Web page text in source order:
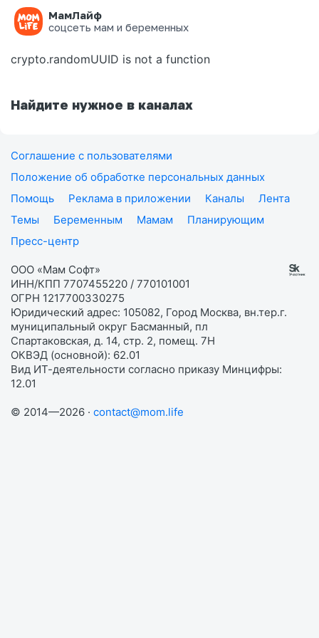
МамЛайф
соцсеть мам и беременных
Ошибка на странице
crypto.randomUUID is not a function
Найдите нужное в каналах
Соглашение с пользователями
Положение об обработке персональных данных
Помощь
Реклама в приложении Каналы
Лента
Темы
Беременным Мамам
Планирующим
Пресс-центр
ООО «Мам Софт»
ИНН/КПП 7707455220 / 770101001
ОГРН 1217700330275
Юридический адрес: 105082, Город Москва, вн.тер.г.
муниципальный округ Басманный, пл
Спартаковская, д. 14, стр. 2, помещ. 7Н
ОКВЭД (основной): 62.01
Вид ИТ-деятельности согласно приказу Минцифры:
12.01
© 2014—2026 · contact@mom.life